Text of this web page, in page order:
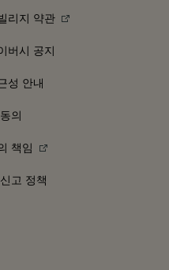
리지 약관
버시 공지
성 안내
의
책임
고 정책